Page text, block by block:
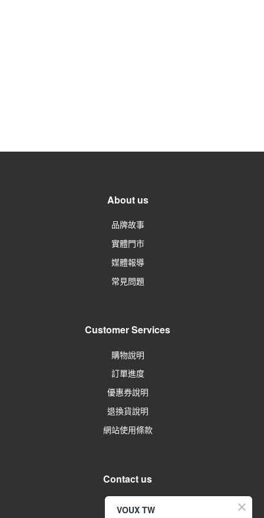
About us
品牌故事
實體門市
媒體報導
常見問題
Customer Services
購物說明
訂單進度
優惠券說明
退換貨說明
網站使用條款
Contact us
VOUX TW